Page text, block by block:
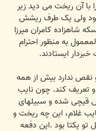
با آن ریخت می دید زیر
بود ولی یک طرف ریشش
شاهزاده کامران میرزا
به منظور احترام
ایستادند.
نقص ندارد بیش از همه
و تعریف کند. چون نایب
قیچی شده و سبیلهای
غلام، این چه ریخت و
یکتا بود .این دفعه